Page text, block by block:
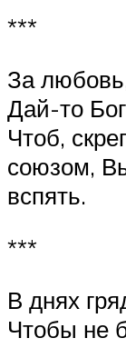
***
За
Дай-то
Чтоб,
союзом,
вспять.
***
В днях
Чтобы не